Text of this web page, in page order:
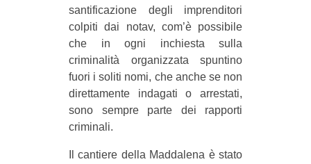
santificazione degli imprenditori
colpiti dai notav, com’è possibile
che in ogni inchiesta sulla
criminalità organizzata spuntino
fuori i soliti nomi, che anche se non
direttamente indagati o arrestati,
sono sempre parte dei rapporti
criminali.
Il cantiere della Maddalena è stato